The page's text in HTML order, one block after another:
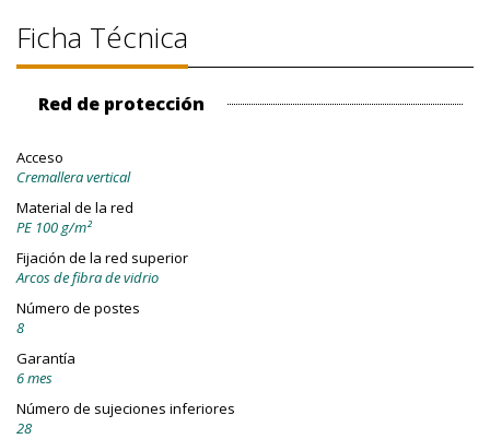
Ficha Técnica
Red de protección
Acceso
Cremallera vertical
Material de la red
PE 100 g/m²
Fijación de la red superior
Arcos de fibra de vidrio
Número de postes
8
Garantía
6 mes
Número de sujeciones inferiores
28